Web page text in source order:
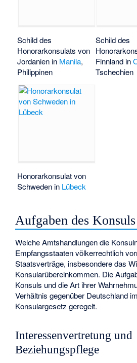
Schild des
Honorarkonsulats von
Jordanien in Manila,
Philippinen
Schild des
Finnland in
Tschechien
Honorarkonsulat von
Schweden in Lübeck
Aufgaben des Konsuls
Welche Amtshandlungen die
Empfangsstaaten völkerrechtlich
Staatsverträge, insbesondere das
Konsularübereinkommen. Die
Konsuls und die Art ihrer
Verhältnis gegenüber Deutschland
Konsulargesetz geregelt.
Interessenvertretung und
Beziehungspflege